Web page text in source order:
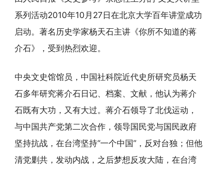
系列活动2010年10月27日在北京大学百年讲堂成功
启动。著名历史学家杨天石主讲《你所不知道的蒋
介石》，受到热烈欢迎。
中央文史馆馆员，中国社科院近代史所研究员杨天
石多年研究蒋介石日记、档案、文献，他认为蒋介
石既有大功，又有大过。蒋介石领导了北伐运动，
与中国共产党第二次合作，领导国民党与国民政府
坚持抗战，在台湾坚持“一个中国”，反对台独；但他
清党剿共，发动内战，之后梦想反攻大陆，在台湾